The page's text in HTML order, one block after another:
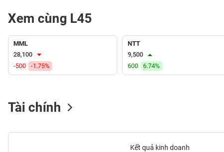
Xem cùng L45
MML
28,100
-500
-1.75%
NTT
9,500
600
6.74%
Tài chính
Kết quả kinh doanh
(-)
VS-
SECTOR